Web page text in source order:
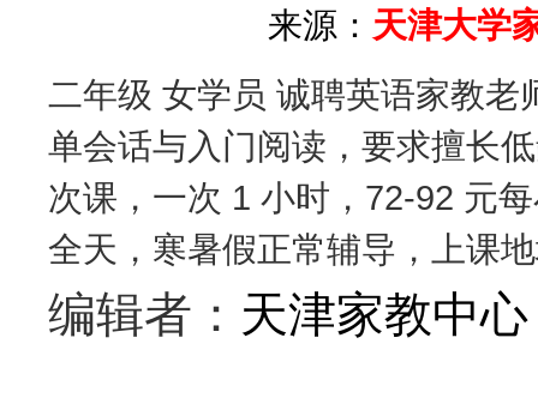
来源： 天津大学
二年级 女学员 诚聘英语家教
单会话与入门阅读，要求擅长
次课，一次 1 小时，72-92 元
全天，寒暑假正常辅导，上课
编辑者： 天津家教中心